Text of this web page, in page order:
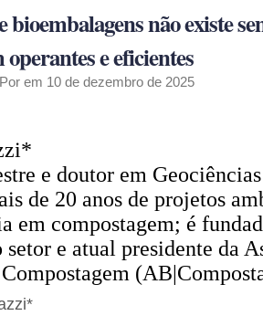
bioembalagens não existe
e eficientes
em 10 de dezembro de 2025
e doutor em
de 20 anos de projetos
em compostagem; é
e atual presidente da